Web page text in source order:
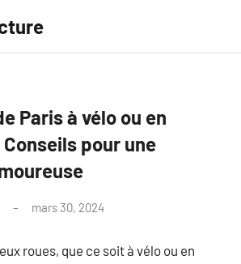
Paris à vélo ou en
pour une
mars 30, 2024
roues, que ce soit à vélo ou en